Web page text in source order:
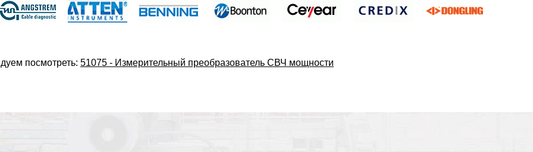
посмотреть: 51075 - Измерительный преобразователь СВЧ мощности